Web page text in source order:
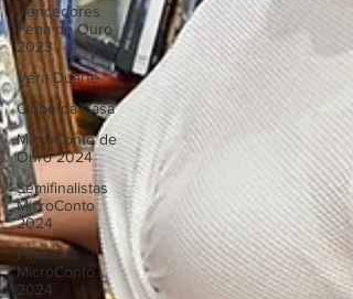
Vencedores
Pena de Ouro
2023
Vera Duarte
Clube da Casa
MicroConto de
Ouro 2024
Semifinalistas
MicroConto
2024
Finalistas
MicroConto
2024